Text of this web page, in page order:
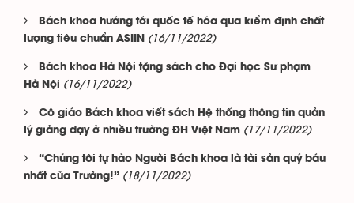
Bách khoa hướng tới quốc tế hóa qua kiểm định chất
lượng tiêu chuẩn ASIIN
(16/11/2022)
Bách khoa Hà Nội tặng sách cho Đại học Sư phạm
Hà Nội (16/11/2022)
Cô giáo Bách khoa viết sách Hệ thống thông tin quản
lý giảng dạy ở nhiều trường ĐH Việt Nam (17/11/2022)
“Chúng tôi tự hào Người Bách khoa là tài sản quý báu
nhất của Trường!” (18/11/2022)